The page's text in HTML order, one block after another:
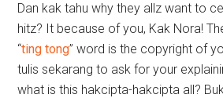
Dan kak tahu why they allz want to
hitz? It because of you, Kak Nora!
“ting tong” word is the copyright of
tulis sekarang to ask for your
what is this hakcipta-hakcipta all?